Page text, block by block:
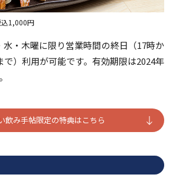
1,000円
・木曜に限り営業時間の終日（17時か
で）利用が可能です。有効期限は2024年
飲み手帖限定の特典はこちら